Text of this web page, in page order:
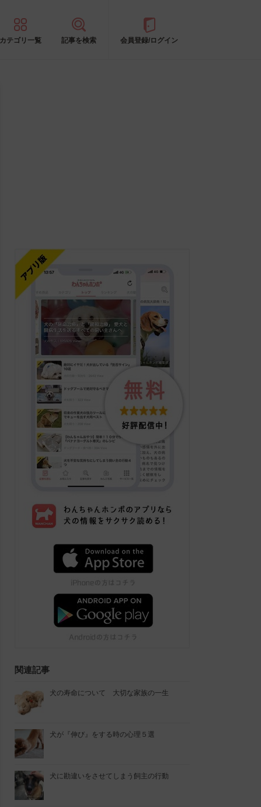
カテゴリ一覧 記事を検索 会員登録/ログイン
関連記事
犬の寿命について 大切な家族の一生
犬が『伸び』をする時の心理５選
犬に勘違いをさせてしまう飼主の行動